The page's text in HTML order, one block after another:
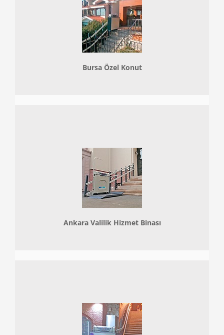
Bursa Özel Konut
Ankara Valilik Hizmet Binası